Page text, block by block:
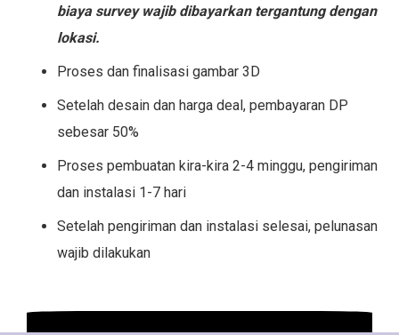
biaya survey wajib dibayarkan tergantung dengan
lokasi.
Proses dan finalisasi gambar 3D
Setelah desain dan harga deal, pembayaran DP
sebesar 50%
Proses pembuatan kira-kira 2-4 minggu, pengiriman
dan instalasi 1-7 hari
Setelah pengiriman dan instalasi selesai, pelunasan
wajib dilakukan